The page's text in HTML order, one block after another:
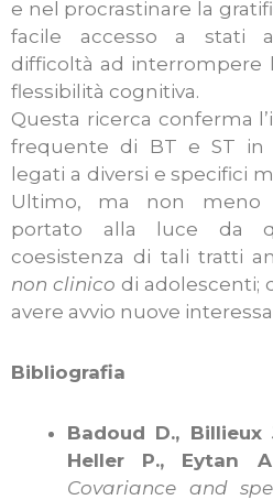
e nel procrastinare la
facile accesso a stati
difficoltà ad interrompere
flessibilità cognitiva.
Questa ricerca conferma
frequente di BT e ST in
legati a diversi e specifici
Ultimo, ma non meno
portato alla luce da
coesistenza di tali tratti
non clinico di adolescenti;
avere avvio nuove
Bibliografia
Badoud D., Billieux
Heller P., Eytan
Covariance and